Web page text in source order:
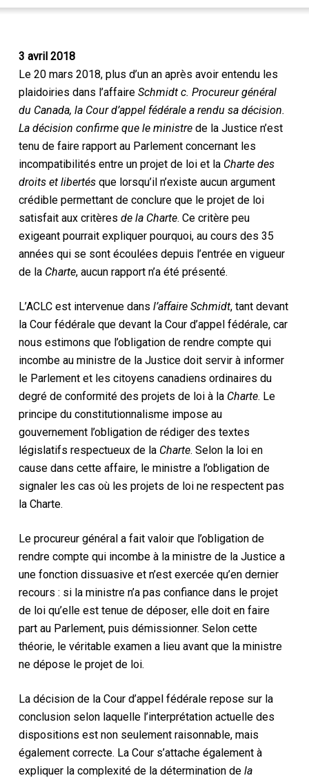
3 avril 2018
Le 20 mars 2018, plus d’un an après avoir entendu les
plaidoiries dans l’affaire Schmidt c. Procureur général
du Canada, la Cour d’appel fédérale a rendu sa décision.
La décision confirme que le ministre de la Justice n’est
tenu de faire rapport au Parlement concernant les
incompatibilités entre un projet de loi et la Charte des
droits et libertésque lorsqu’il n’existe aucun argument
crédible permettant de conclure que le projet de loi
satisfait aux critères de la Charte. Ce critère peu
exigeant pourrait expliquer pourquoi, au cours des 35
années qui se sont écoulées depuis l’entrée en vigueur
de la Charte, aucun rapport n’a été présenté.
L’ACLC est intervenue dans l’affaire Schmidt, tant devant
la Cour fédérale que devant la Cour d’appel fédérale, car
nous estimons que l’obligation de rendre compte qui
incombe au ministre de la Justice doit servir à informer
le Parlement et les citoyens canadiens ordinaires du
degré de conformité des projets de loi à la Charte. Le
principe du constitutionnalisme impose au
gouvernement l’obligation de rédiger des textes
législatifs respectueux de la Charte. Selon la loi en
cause dans cette affaire, le ministre a l’obligation de
signaler les cas où les projets de loi ne respectent pas
la Charte.
Le procureur général a fait valoir que l’obligation de
rendre compte qui incombe à la ministre de la Justice a
une fonction dissuasive et n’est exercée qu’en dernier
recours : si la ministre n’a pas confiance dans le projet
de loi qu’elle est tenue de déposer, elle doit en faire
part au Parlement, puis démissionner. Selon cette
théorie, le véritable examen a lieu avant que la ministre
ne dépose le projet de loi.
La décision de la Cour d’appel fédérale repose sur la
conclusion selon laquelle l’interprétation actuelle des
dispositions est non seulement raisonnable, mais
également correcte. La Cour s’attache également à
expliquer la complexité de la détermination de la